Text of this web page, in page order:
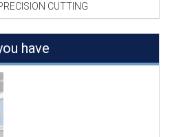
CUTTING
have